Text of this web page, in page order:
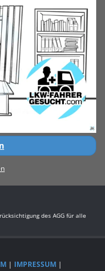
des AGG für alle
| IMPRESSUM |